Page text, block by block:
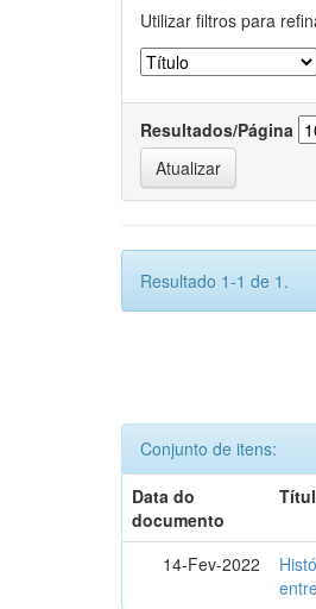
Utilizar filtros para
Resultados/Página
Resultado 1-1 de 1.
Conjunto de itens:
Data do
documento
14-Fev-2022